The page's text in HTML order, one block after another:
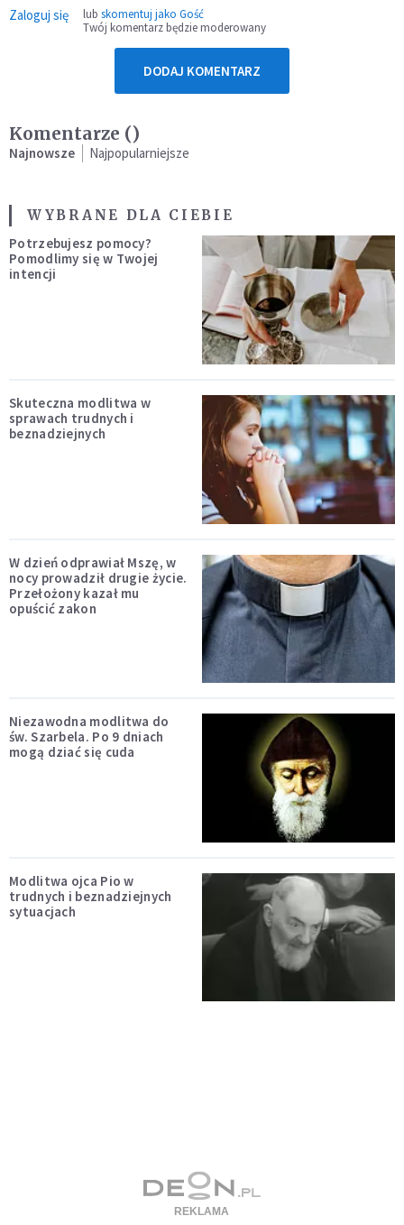
Zaloguj się lub skomentuj jako Gość
Twój komentarz będzie moderowany
DODAJ KOMENTARZ
Komentarze ()
Najnowsze Najpopularniejsze
WYBRANE DLA CIEBIE
Potrzebujesz pomocy?
Pomodlimy się w Twojej
intencji
Skuteczna modlitwa w
sprawach trudnych i
beznadziejnych
W dzień odprawiał Mszę, w
nocy prowadził drugie życie.
Przełożony kazał mu
opuścić zakon
Niezawodna modlitwa do
św. Szarbela. Po 9 dniach
mogą dziać się cuda
Modlitwa ojca Pio w
trudnych i beznadziejnych
sytuacjach